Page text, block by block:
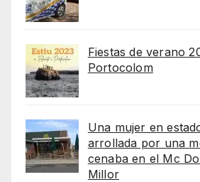
Fiestas de verano
Portocolom
Una mujer en
arrollada por una
cenaba en el Mc
Millor